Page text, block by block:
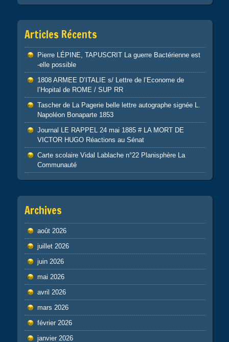
Articles Récents
Pierre LÉPINE, TAPUSCRIT La guerre Bactérienne est
-elle possible
1808 ARMEE D’ITALIE s/ Lettre de l’Econome de
l’Hopital de ROME / SUP RR
Tascher de La Pagerie belle lettre autographe signée L.
Napoléon Bonaparte 1853
Journal LE RAPPEL 24 mai 1885 # LA MORT DE
VICTOR HUGO Réactions au Sénat
Carte scolaire Vidal Lablache n°22 Planisphère La
Communauté
Archives
août 2026
juillet 2026
juin 2026
mai 2026
avril 2026
mars 2026
février 2026
janvier 2026